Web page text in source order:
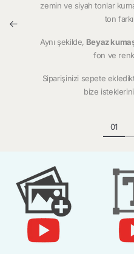
zemin ve siyah tonlar
ton
Aynı şekilde, Beyaz
fon ve
Siparişinizi sepete
bize